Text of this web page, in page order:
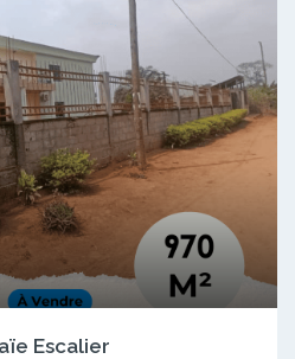
Escalier